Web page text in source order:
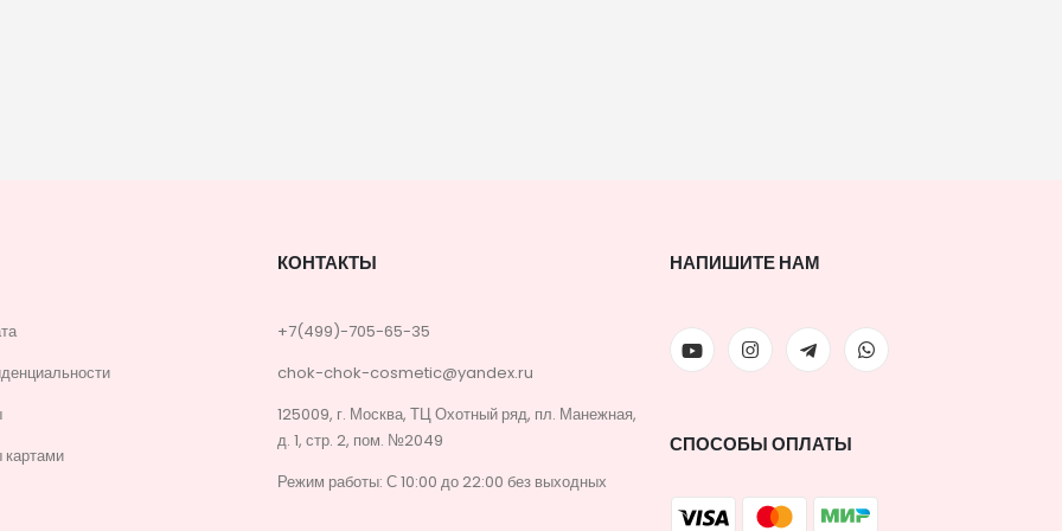
КОНТАКТЫ
+7(499)-705-65-35
chok-chok-cosmetic@yandex.ru
125009, г. Москва, ТЦ Охотный ряд, пл. Манежная,
д. 1, стр. 2, пом. №2049
Режим работы: С 10:00 до 22:00 без выходных
НАПИШИТЕ НАМ
СПОСОБЫ ОПЛАТЫ